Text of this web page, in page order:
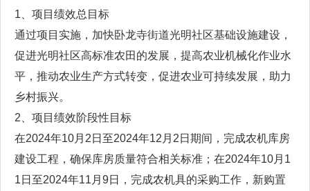
1、项目绩效总目标
通过项目实施，加快卧龙寺街道光明社区基础设施建设，
促进光明社区高标准农田的发展，提高农业机械化作业水
平，推动农业生产方式转变，促进农业可持续发展，助力
乡村振兴。
2、项目绩效阶段性目标
在2024年10月2日至2024年12月2日期间，完成农机库房
建设工程，确保库房质量符合相关标准；在2024年10月1
1日至2024年11月9日，完成农机具的采购工作，新购置